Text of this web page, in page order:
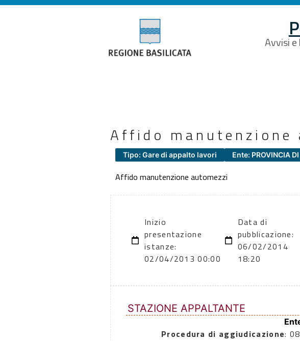
Avvisi
Affido manutenzione
Tipo: Gare di appalto lavori Ente: PROVINCIA
Affido manutenzione automezzi
Inizio
presentazione
istanze:
02/04/2013 00:00
Data di
pubblicazione:
06/02/2014
18:20
STAZIONE APPALTANTE
Procedura di aggiudicazione: